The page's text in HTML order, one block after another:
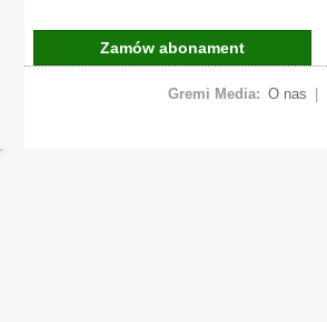
Zamów abonament
Gremi Media: O nas